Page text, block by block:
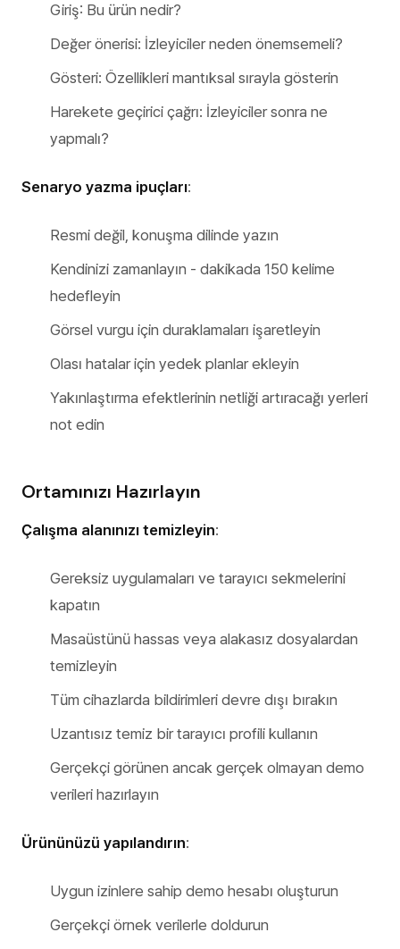
Giriş: Bu ürün nedir?
Değer önerisi: İzleyiciler neden önemsemeli?
Gösteri: Özellikleri mantıksal sırayla gösterin
Harekete geçirici çağrı: İzleyiciler sonra ne
yapmalı?
Senaryo yazma ipuçları:
Resmi değil, konuşma dilinde yazın
Kendinizi zamanlayın - dakikada 150 kelime
hedefleyin
Görsel vurgu için duraklamaları işaretleyin
Olası hatalar için yedek planlar ekleyin
Yakınlaştırma efektlerinin netliği artıracağı yerleri
not edin
Ortamınızı Hazırlayın
Çalışma alanınızı temizleyin:
Gereksiz uygulamaları ve tarayıcı sekmelerini
kapatın
Masaüstünü hassas veya alakasız dosyalardan
temizleyin
Tüm cihazlarda bildirimleri devre dışı bırakın
Uzantısız temiz bir tarayıcı profili kullanın
Gerçekçi görünen ancak gerçek olmayan demo
verileri hazırlayın
Ürününüzü yapılandırın:
Uygun izinlere sahip demo hesabı oluşturun
Gerçekçi örnek verilerle doldurun